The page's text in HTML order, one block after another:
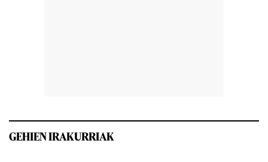
GEHIEN IRAKURRIAK